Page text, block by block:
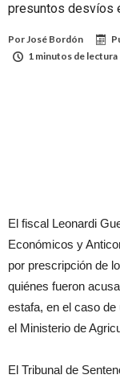
presuntos desvíos
PorJosé Bordón
1 minutos de lectura
El fiscal Leonardi
Económicos y
por prescripción de
quiénes fueron
estafa, en el caso
el Ministerio de
El Tribunal de